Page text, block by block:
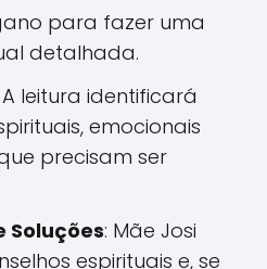
para fazer uma
detalhada.
A leitura identificará
emocionais
precisam ser
Soluções: Mãe Josi
espirituais e, se